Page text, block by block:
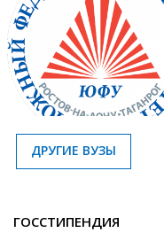
ДРУГИЕ ВУЗЫ
ГОССТИПЕНДИЯ